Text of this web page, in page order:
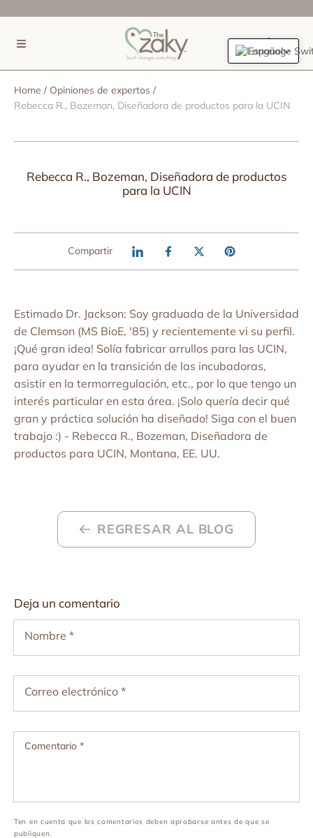
IR DIRECTAMENTE AL CONTENIDO
Home
Opiniones de expertos
Rebecca R., Bozeman, Diseñadora de productos para la UCIN
Rebecca R., Bozeman, Diseñadora de productos
para la UCIN
Compartir
Estimado Dr. Jackson: Soy graduada de la Universidad
de Clemson (MS BioE, '85) y recientemente vi su perfil.
¡Qué gran idea! Solía fabricar arrullos para las UCIN,
para ayudar en la transición de las incubadoras,
asistir en la termorregulación, etc., por lo que tengo un
interés particular en esta área. ¡Solo quería decir qué
gran y práctica solución ha diseñado! Siga con el buen
trabajo :) - Rebecca R., Bozeman, Diseñadora de
productos para UCIN, Montana, EE. UU.
REGRESAR AL BLOG
Deja un comentario
Nombre *
Correo electrónico *
Comentario *
Ten en cuenta que los comentarios deben aprobarse antes de que se
publiquen.
Español